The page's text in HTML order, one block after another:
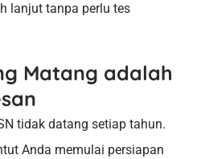
lanjut tanpa perlu tes
Matang adalah
tidak datang setiap tahun.
Anda memulai persiapan